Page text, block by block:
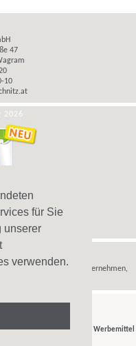
für Sie
unserer
verwenden.
47
10
2026
nur an Unternehmen,
,Werbegeschenke
Werbemittel